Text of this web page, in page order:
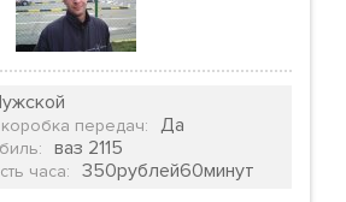
передач: Да
: ваз 2115
часа:
350рублей60минут